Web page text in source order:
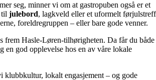
seg, minner vi om at gastropuben også er et
til julebord, lagkveld eller et uformelt
foreldregruppen – eller bare gode venner.
frem Hasle-Løren-tilhørigheten. Da får du både
en god opplevelse hos en av våre lokale
klubbkultur, lokalt engasjement – og gode